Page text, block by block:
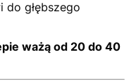
głębszego
ważą od 20 do 40